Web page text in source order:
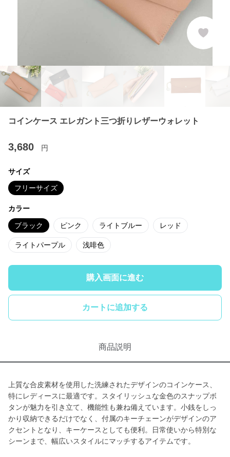
コインケース エレガント三つ折りレザーウォレット
3,680 円
サイズ
フリーサイズ
カラー
ブラック ピンク ライトブルー レッド
ライトパープル 浅啡色
購入画面に進む
カートに追加する
商品説明
上質な合皮素材を使用した洗練されたデザインのコインケース、
特にレディースに最適です。スタイリッシュな金色のスナップボ
タンが魅力を引き立て、機能性も兼ね備えています。小銭をしっ
かり収納できるだけでなく、付属のキーチェーンがデザインのア
クセントとなり、キーケースとしても便利。日常使いから特別な
シーンまで、幅広いスタイルにマッチするアイテムです。